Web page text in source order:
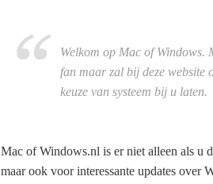
Welkom op Mac of
fan maar zal bij deze website
keuze van systeem bij u laten.
Mac of Windows.nl is er niet alleen als u
maar ook voor interessante updates over